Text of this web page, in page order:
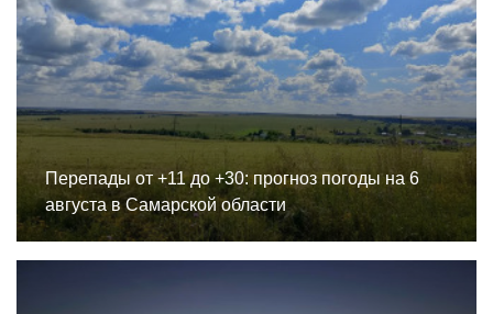
Перепады от +11 до +30: прогноз погоды на 6
августа в Самарской области